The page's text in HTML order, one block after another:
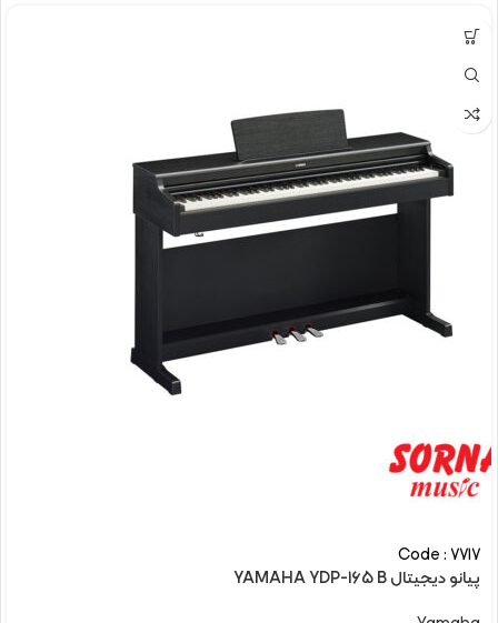
Code : 7717
پیانو دیجیتال YAMAHA YDP-165 B